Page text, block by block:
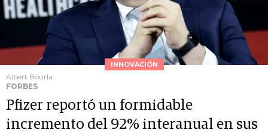
INNOVACIÓN
Albert Bourla
FORBES
Pfizer reportó un formidable
incremento del 92% interanual en sus